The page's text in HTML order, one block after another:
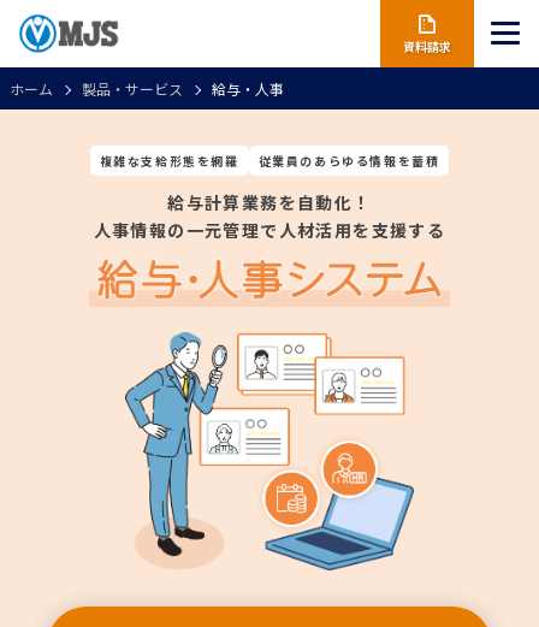
資料請求
ホーム 製品・サービス 給与・人事
複雑な支給形態を網羅 従業員のあらゆる情報を蓄積
給与計算業務を自動化！
人事情報の一元管理で人材活用を支援する